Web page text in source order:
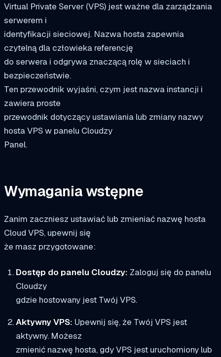
Virtual Private Server (VPS) jest ważne dla zarządzania
serwerem i
identyfikacji sieciowej. Nazwa hosta zapewnia
czytelną dla człowieka referencję
do serwera i odgrywa znaczącą rolę w sieciach i
bezpieczeństwie.
Ten przewodnik wyjaśni, czym jest nazwa instancji i
zawiera proste
przewodnik dotyczący ustawiania lub zmiany nazwy
hosta VPS w panelu Cloudzy
Panel.
Wymagania wstępne
Zanim zaczniesz ustawiać lub zmieniać nazwę hosta
Cloud VPS, upewnij się
że masz przygotowane:
Dostęp do panelu Cloudzy: Zaloguj się do panelu
Cloudzy
gdzie hostowany jest Twój VPS.
Aktywny VPS: Upewnij się, że Twój VPS jest
aktywny. Możesz
zmienić nazwę hosta, gdy VPS jest uruchomiony lub